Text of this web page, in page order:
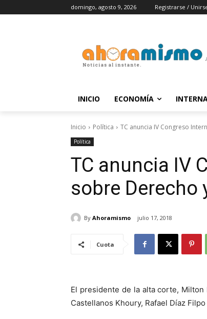
domingo, agosto 9, 2026 Registrarse /
INICIO ECONOMÍA
Inicio Política TC anuncia IV Congreso
Política
TC anuncia IV
sobre Derecho
By Ahoramismo julio 17, 2018
Cuota
El presidente de la alta corte,
Castellanos Khoury, Rafael Díaz